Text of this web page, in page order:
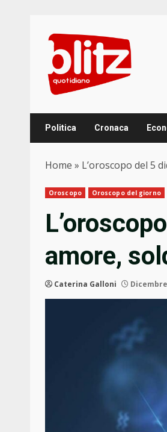
content
Politica Cronaca
Home » L’oroscopo del 5
Oroscopo Oroscopo del giorno
amore,
Caterina Galloni